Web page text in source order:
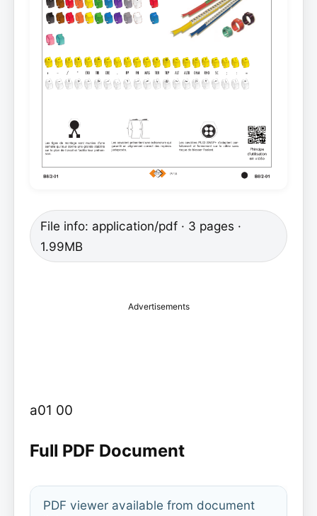
File info: application/pdf · 3 pages ·
1.99MB
Advertisements
a01 00
Full PDF Document
PDF viewer available from document